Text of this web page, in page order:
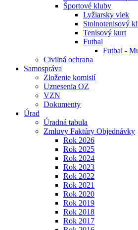
Športové kluby
Lyžiarsky vlek
Stolnotenisový
Tenisový kurt
Futbal
Futbal -
Civilná ochrana
Samospráva
Zloženie komisií
Uznesenia OZ
VZN
Dokumenty
Úrad
Úradná tabula
Zmluvy Faktúry Objednávky
Rok 2026
Rok 2025
Rok 2024
Rok 2023
Rok 2022
Rok 2021
Rok 2020
Rok 2019
Rok 2018
Rok 2017